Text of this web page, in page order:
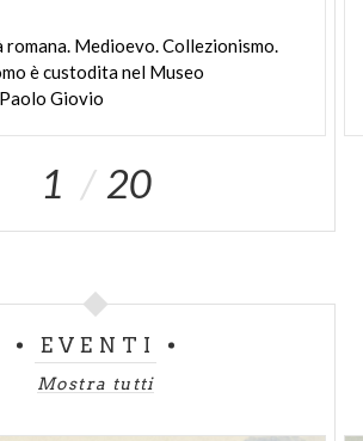
Medioevo. Collezionismo.
è custodita nel Museo
Giovio
1 20
EVENTI
Mostra tutti